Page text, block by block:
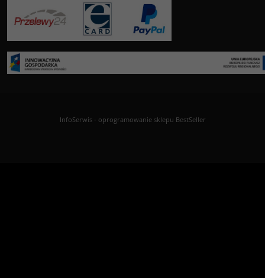
InfoSerwis- oprogramowanie sklepu BestSeller